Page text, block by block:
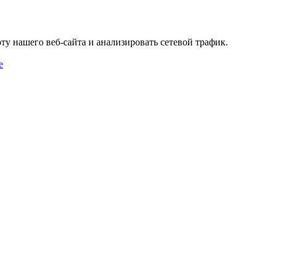
веб-сайта и анализировать сетевой трафик.